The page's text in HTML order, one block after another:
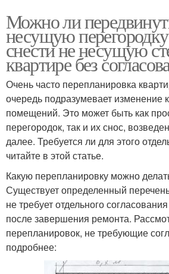
Можно ли
несущую
снести не несущую
квартире без
Очень часто перепланировка
очередь подразумевает изменение
помещений. Это может быть как
перегородок, так и их снос,
далее. Требуется ли для этого
читайте в этой статье.
Какую перепланировку можно
Существует определенный
не требует отдельного
после завершения ремонта.
перепланировок, не требующие
подробнее: